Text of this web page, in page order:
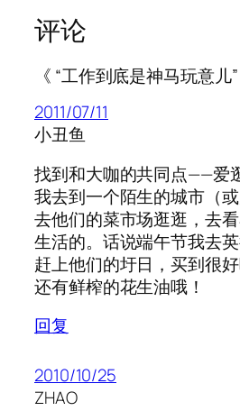
评论
《 “工作到底是神马玩意儿
2011/07/11
小丑鱼
找到和大咖的共同点——爱
我去到一个陌生的城市（
去他们的菜市场逛逛，去
生活的。话说端午节我去
赶上他们的圩日，买到很
还有鲜榨的花生油哦！
回复
2010/10/25
ZHAO